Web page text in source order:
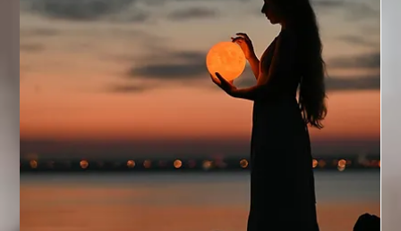
— ett nytt sätt att leva, att mötas, att minnas. En global cirkel
av healers och sökare Vi ser framför oss en värld där ingen
behöver leta ensam. Där Tarotläsaren i Malmö kan sama